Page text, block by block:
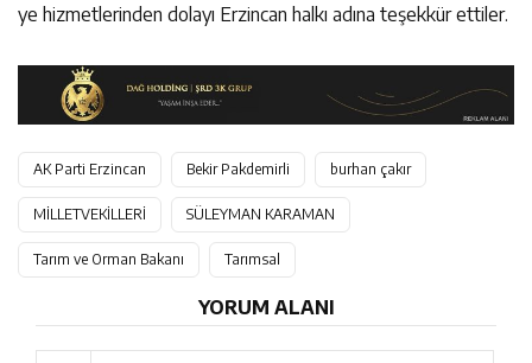
ye hizmetlerinden dolayı Erzincan halkı adına teşekkür ettiler.
AK Parti Erzincan Bekir Pakdemirli burhan çakır
MİLLETVEKİLLERİ SÜLEYMAN KARAMAN
Tarım ve Orman Bakanı Tarımsal
YORUM ALANI